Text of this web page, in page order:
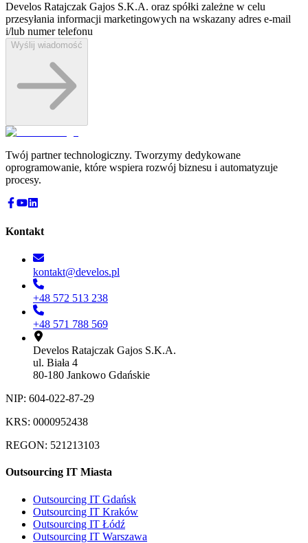
Develos Ratajczak Gajos S.K.A. oraz spółki zależne w celu
przesyłania informacji marketingowych na wskazany adres e-⁠mail
i/lub numer telefonu
Wyślij wiadomość
Twój partner technologiczny. Tworzymy dedykowane
oprogramowanie, które wspiera rozwój biznesu i automatyzuje
procesy.
Kontakt
kontakt@develos.pl
+48 572 513 238
+48 571 788 569
Develos Ratajczak Gajos S.K.A.
ul. Biała 4
80-180 Jankowo Gdańskie
NIP: 604-022-87-29
KRS: 0000952438
REGON: 521213103
Outsourcing IT Miasta
Outsourcing IT Gdańsk
Outsourcing IT Kraków
Outsourcing IT Łódź
Outsourcing IT Warszawa